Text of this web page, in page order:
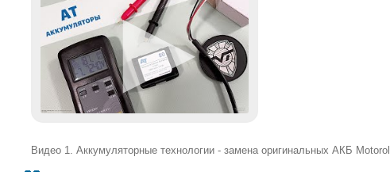
Видео 1. Аккумуляторные технологии - замена оригинальных АКБ